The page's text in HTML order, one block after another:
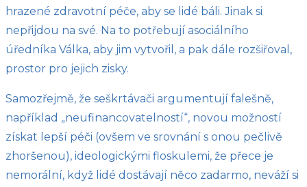
hrazené zdravotní péče, aby se lidé báli. Jinak si
nepřijdou na své. Na to potřebují asociálního
úředníka Válka, aby jim vytvořil, a pak dále rozšiřoval,
prostor pro jejich zisky.
Samozřejmě, že seškrtávači argumentují falešně,
například „neufinancovatelností“, novou možností
získat lepší péči (ovšem ve srovnání s onou pečlivě
zhoršenou), ideologickými floskulemi, že přece je
nemorální, když lidé dostávají něco zadarmo, neváží si